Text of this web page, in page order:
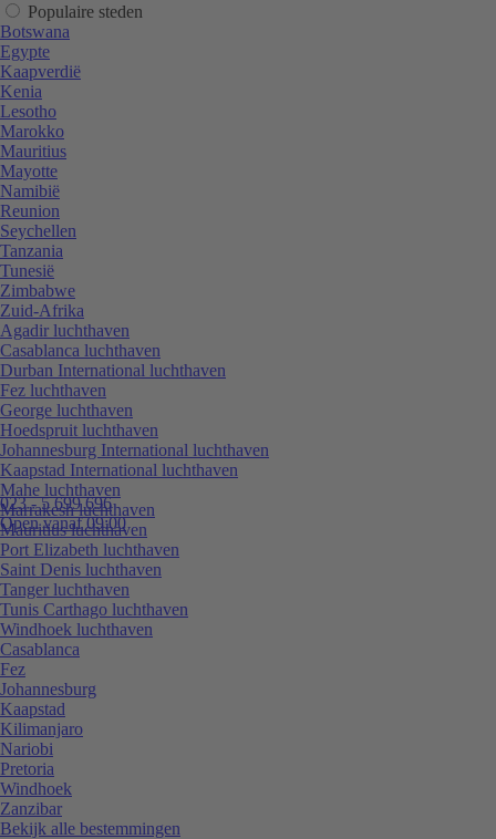
023 - 5 699 696
Open vanaf 09:00
Populaire steden
Botswana
Egypte
Kaapverdië
Kenia
Lesotho
Marokko
Mauritius
Mayotte
Namibië
Reunion
Seychellen
Tanzania
Tunesië
Zimbabwe
Zuid-Afrika
Agadir luchthaven
Casablanca luchthaven
Durban International luchthaven
Fez luchthaven
George luchthaven
Hoedspruit luchthaven
Johannesburg International luchthaven
Kaapstad International luchthaven
Mahe luchthaven
Marrakesh luchthaven
Mauritius luchthaven
Port Elizabeth luchthaven
Saint Denis luchthaven
Tanger luchthaven
Tunis Carthago luchthaven
Windhoek luchthaven
Casablanca
Fez
Johannesburg
Kaapstad
Kilimanjaro
Nariobi
Pretoria
Windhoek
Zanzibar
Bekijk alle bestemmingen